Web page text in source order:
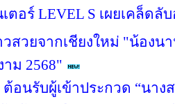
เตอร์ LEVEL S เผยเคล็
วสวยจากเชียงใหม่ "น้องน
ม 2568"
อนรับผู้เข้าประกวด “นาง